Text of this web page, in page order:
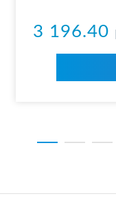
3 196.40